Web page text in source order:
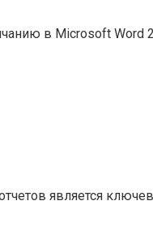
в Microsoft Word
является